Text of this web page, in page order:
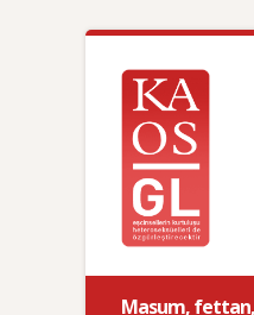
Masum,